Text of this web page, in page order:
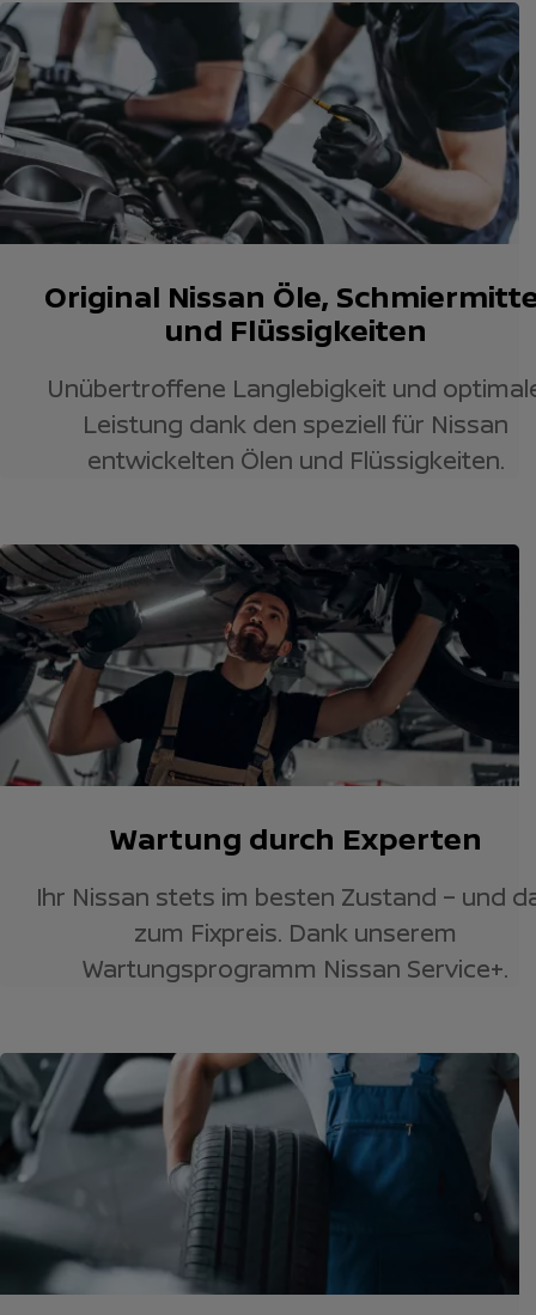
Original Nissan Öle,
und Flüssigkeiten
Unübertroffene Langlebigkeit und
Leistung dank den speziell für Nissan
entwickelten Ölen und Flüssigkeiten.
Wartung durch Experten
Ihr Nissan stets im besten Zustand – und
zum Fixpreis. Dank unserem
Wartungsprogramm Nissan Service+.